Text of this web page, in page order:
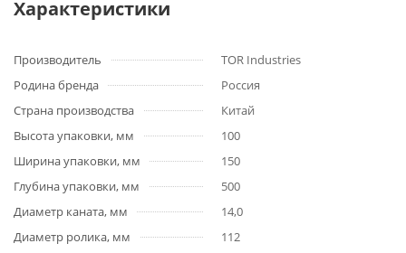
Характеристики
Производитель
TOR Industries
Родина бренда
Россия
Страна производства
Китай
Высота упаковки, мм
100
Ширина упаковки, мм
150
Глубина упаковки, мм
500
Диаметр каната, мм
14,0
Диаметр ролика, мм
112